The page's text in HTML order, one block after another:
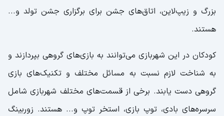
بزرگ و زیپ‌لاین، اتاق‌های جشن برای برگزاری جشن تولد و...
هستند.
کودکان در این شهربازی می‌توانند به بازی‌های گروهی بپردازند و
به شناخت لازم نسبت‌ به مسائل مختلف و تکنیک‌های بازی
گروهی دست یابند. برخی از قسمت‌های مختلف شهربازی شامل
سرسره‌های بادی، توپ بازی، استخر توپ و... هستند. زوربینگ